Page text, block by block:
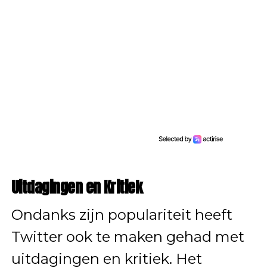
Uitdagingen en Kritiek
Ondanks zijn populariteit heeft
Twitter ook te maken gehad met
uitdagingen en kritiek. Het